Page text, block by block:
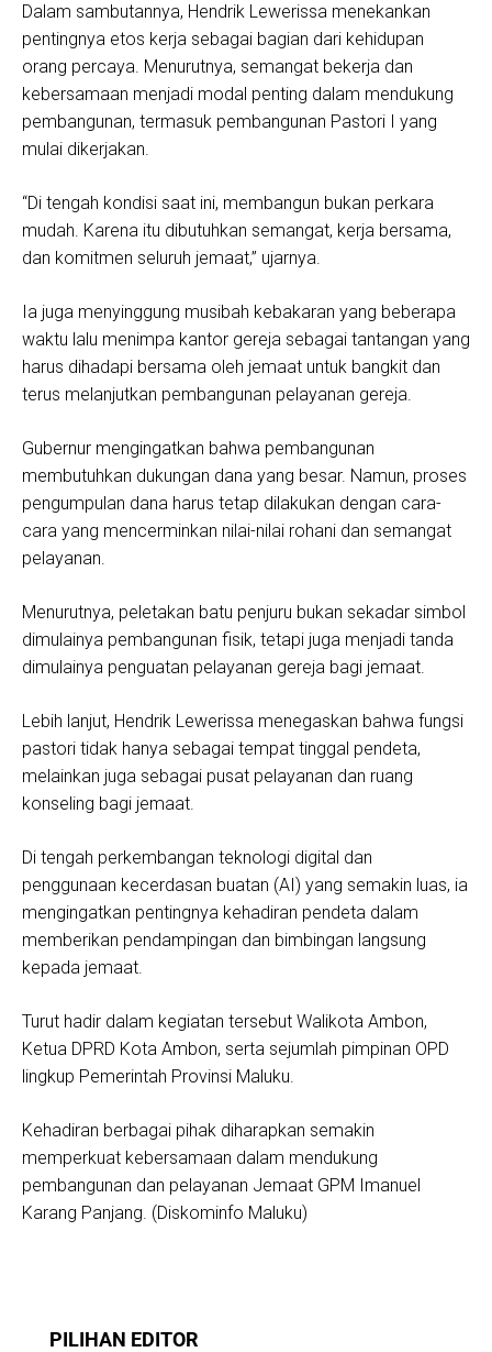
Dalam sambutannya, Hendrik Lewerissa menekankan
pentingnya etos kerja sebagai bagian dari kehidupan
orang percaya. Menurutnya, semangat bekerja dan
kebersamaan menjadi modal penting dalam mendukung
pembangunan, termasuk pembangunan Pastori I yang
mulai dikerjakan.
“Di tengah kondisi saat ini, membangun bukan perkara
mudah. Karena itu dibutuhkan semangat, kerja bersama,
dan komitmen seluruh jemaat,” ujarnya.
Ia juga menyinggung musibah kebakaran yang beberapa
waktu lalu menimpa kantor gereja sebagai tantangan yang
harus dihadapi bersama oleh jemaat untuk bangkit dan
terus melanjutkan pembangunan pelayanan gereja.
Gubernur mengingatkan bahwa pembangunan
membutuhkan dukungan dana yang besar. Namun, proses
pengumpulan dana harus tetap dilakukan dengan cara-
cara yang mencerminkan nilai-nilai rohani dan semangat
pelayanan.
Menurutnya, peletakan batu penjuru bukan sekadar simbol
dimulainya pembangunan fisik, tetapi juga menjadi tanda
dimulainya penguatan pelayanan gereja bagi jemaat.
Lebih lanjut, Hendrik Lewerissa menegaskan bahwa fungsi
pastori tidak hanya sebagai tempat tinggal pendeta,
melainkan juga sebagai pusat pelayanan dan ruang
konseling bagi jemaat.
Di tengah perkembangan teknologi digital dan
penggunaan kecerdasan buatan (AI) yang semakin luas, ia
mengingatkan pentingnya kehadiran pendeta dalam
memberikan pendampingan dan bimbingan langsung
kepada jemaat.
Turut hadir dalam kegiatan tersebut Walikota Ambon,
Ketua DPRD Kota Ambon, serta sejumlah pimpinan OPD
lingkup Pemerintah Provinsi Maluku.
Kehadiran berbagai pihak diharapkan semakin
memperkuat kebersamaan dalam mendukung
pembangunan dan pelayanan Jemaat GPM Imanuel
Karang Panjang. (Diskominfo Maluku)
PILIHAN EDITOR